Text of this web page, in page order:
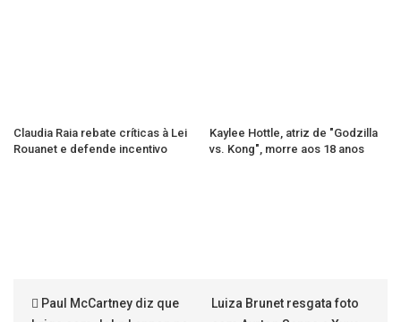
Claudia Raia rebate críticas à Lei
Rouanet e defende incentivo
Kaylee Hottle, atriz de "Godzilla
vs. Kong", morre aos 18 anos
Paul McCartney diz que
Luiza Brunet resgata foto